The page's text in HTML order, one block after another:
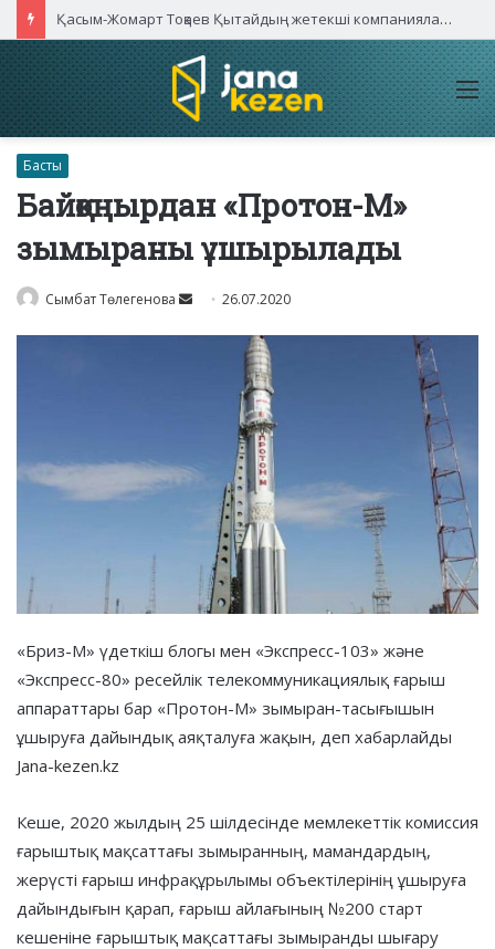
Қасым-Жомарт Тоқаев Қытайдың жетекші компаниялары басшыларымен кездесті
Басты
Байқоңырдан «Протон-М»
зымыраны ұшырылады
Сымбат Төлегенова
Send 26.07.2020
«Бриз-М» үдеткіш блогы мен «Экспресс-103» және
«Экспресс-80» ресейлік телекоммуникациялық ғарыш
аппараттары бар «Протон-М» зымыран-тасығышын
ұшыруға дайындық аяқталуға жақын, деп хабарлайды
Jana-kezen.kz
Кеше, 2020 жылдың 25 шілдесінде мемлекеттік комиссия
ғарыштық мақсаттағы зымыранның, мамандардың,
жерүсті ғарыш инфрақұрылымы объектілерінің ұшыруға
дайындығын қарап, ғарыш айлағының №200 старт
кешеніне ғарыштық мақсаттағы зымыранды шығару